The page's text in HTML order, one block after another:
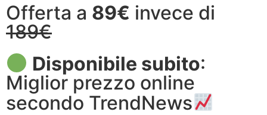
Offerta a 89€ invece di
189€
Disponibile subito:
Miglior prezzo online
secondo TrendNews